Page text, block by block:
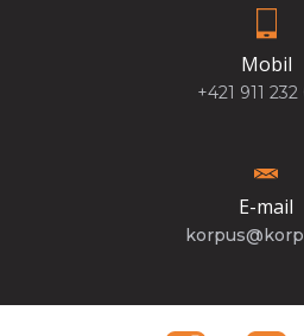
Mobil
+421 911
E-mail